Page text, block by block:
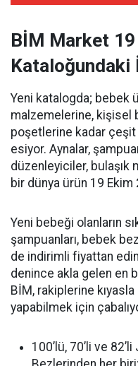
BİM Market
Kataloğundaki
Yeni katalogda; bebek
malzemelerine, kişisel
poşetlerine kadar
esiyor. Aynalar,
düzenleyiciler,
bir dünya ürün 19 Ekim
Yeni bebeği olanların
şampuanları, bebek
de indirimli fiyattan
denince akla gelen en
BİM, rakiplerine
yapabilmek için
100’lü, 70’li ve